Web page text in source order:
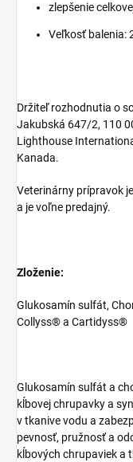
zlepšenie
Veľkosť balenia:
Držiteľ rozhodnutia o
Jakubská 647/2, 110
Lighthouse
Kanada.
Veterinárny prípravok
a je voľne predajný.
Zloženie:
Glukosamín sulfát,
Collyss® a Cartidyss®
Glukosamín sulfát a
kĺbovej chrupavky a
v tkanive vodu a
pevnosť, pružnosť a
kĺbových chrupaviek a